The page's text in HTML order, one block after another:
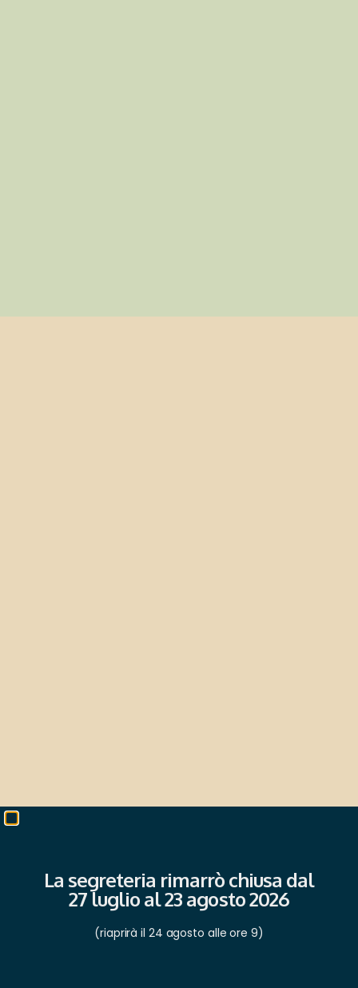
La segreteria rimarrò chiusa dal
27 luglio al 23 agosto 2026
(riaprirà il 24 agosto alle ore 9)